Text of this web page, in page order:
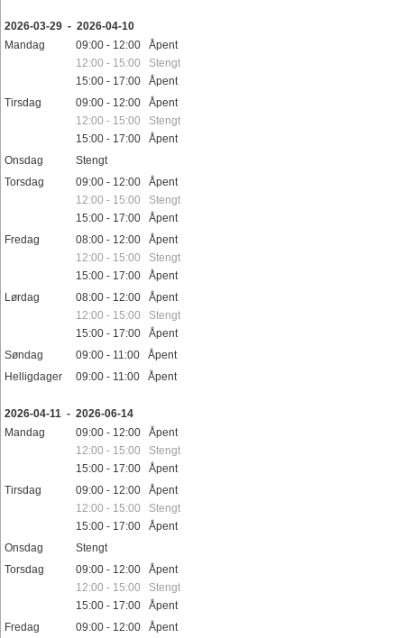
2026-03-29 - 2026-04-10
Mandag
09:00 - 12:00 Åpent
12:00 - 15:00 Stengt
15:00 - 17:00 Åpent
Tirsdag
09:00 - 12:00 Åpent
12:00 - 15:00 Stengt
15:00 - 17:00 Åpent
Onsdag
Stengt
Torsdag
09:00 - 12:00 Åpent
12:00 - 15:00 Stengt
15:00 - 17:00 Åpent
Fredag
08:00 - 12:00 Åpent
12:00 - 15:00 Stengt
15:00 - 17:00 Åpent
Lørdag
08:00 - 12:00 Åpent
12:00 - 15:00 Stengt
15:00 - 17:00 Åpent
Søndag
09:00 - 11:00 Åpent
Helligdager
09:00 - 11:00 Åpent
2026-04-11 - 2026-06-14
Mandag
09:00 - 12:00 Åpent
12:00 - 15:00 Stengt
15:00 - 17:00 Åpent
Tirsdag
09:00 - 12:00 Åpent
12:00 - 15:00 Stengt
15:00 - 17:00 Åpent
Onsdag
Stengt
Torsdag
09:00 - 12:00 Åpent
12:00 - 15:00 Stengt
15:00 - 17:00 Åpent
Fredag
09:00 - 12:00 Åpent